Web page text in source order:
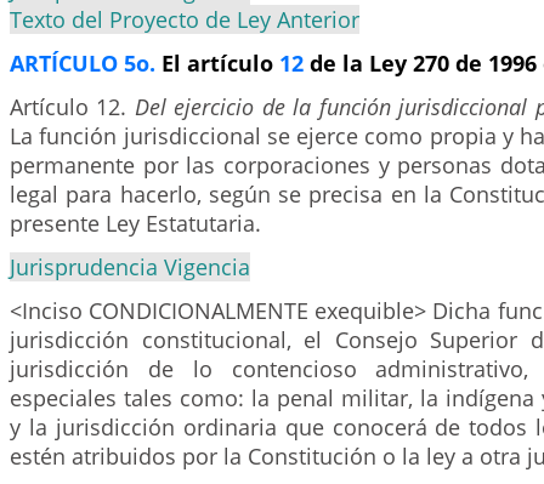
Texto del Proyecto de Ley Anterior
ARTÍCULO 5o. El artículo 12 de la Ley 270 de
Artículo 12. Del ejercicio de la función jurisdiccional
La función jurisdiccional se ejerce como propia y
permanente por las corporaciones y personas
legal para hacerlo, según se precisa en la
presente Ley Estatutaria.
Jurisprudencia Vigencia
<Inciso CONDICIONALMENTE exequible> Dicha
jurisdicción constitucional, el Consejo Superior
jurisdicción de lo contencioso administrativo,
especiales tales como: la penal militar, la indígena
y la jurisdicción ordinaria que conocerá de todos
estén atribuidos por la Constitución o la ley a otra